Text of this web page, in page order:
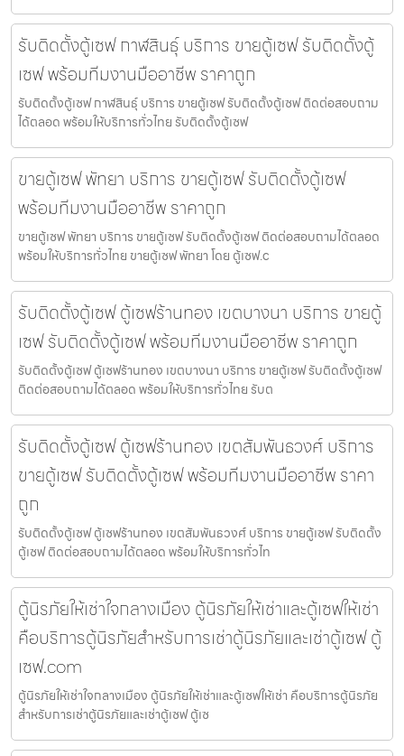
รับติดตั้งตู้เซฟ กาฬสินธุ์ บริการ ขายตู้เซฟ รับติดตั้งตู้
เซฟ พร้อมทีมงานมืออาชีพ ราคาถูก
รับติดตั้งตู้เซฟ กาฬสินธุ์ บริการ ขายตู้เซฟ รับติดตั้งตู้เซฟ ติดต่อสอบถาม
ได้ตลอด พร้อมให้บริการทั่วไทย รับติดตั้งตู้เซฟ
ขายตู้เซฟ พัทยา บริการ ขายตู้เซฟ รับติดตั้งตู้เซฟ
พร้อมทีมงานมืออาชีพ ราคาถูก
ขายตู้เซฟ พัทยา บริการ ขายตู้เซฟ รับติดตั้งตู้เซฟ ติดต่อสอบถามได้ตลอด
พร้อมให้บริการทั่วไทย ขายตู้เซฟ พัทยา โดย ตู้เซฟ.c
รับติดตั้งตู้เซฟ ตู้เซฟร้านทอง เขตบางนา บริการ ขายตู้
เซฟ รับติดตั้งตู้เซฟ พร้อมทีมงานมืออาชีพ ราคาถูก
รับติดตั้งตู้เซฟ ตู้เซฟร้านทอง เขตบางนา บริการ ขายตู้เซฟ รับติดตั้งตู้เซฟ
ติดต่อสอบถามได้ตลอด พร้อมให้บริการทั่วไทย รับต
รับติดตั้งตู้เซฟ ตู้เซฟร้านทอง เขตสัมพันธวงศ์ บริการ
ขายตู้เซฟ รับติดตั้งตู้เซฟ พร้อมทีมงานมืออาชีพ ราคา
ถูก
รับติดตั้งตู้เซฟ ตู้เซฟร้านทอง เขตสัมพันธวงศ์ บริการ ขายตู้เซฟ รับติดตั้ง
ตู้เซฟ ติดต่อสอบถามได้ตลอด พร้อมให้บริการทั่วไท
ตู้นิรภัยให้เช่าใจกลางเมือง ตู้นิรภัยให้เช่าและตู้เซฟให้เช่า
คือบริการตู้นิรภัยสำหรับการเช่าตู้นิรภัยและเช่าตู้เซฟ ตู้
เซฟ.com
ตู้นิรภัยให้เช่าใจกลางเมือง ตู้นิรภัยให้เช่าและตู้เซฟให้เช่า คือบริการตู้นิรภัย
สำหรับการเช่าตู้นิรภัยและเช่าตู้เซฟ ตู้เซ